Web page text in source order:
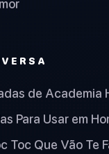
de Academia
Para Usar em
Toc Que Vão Te